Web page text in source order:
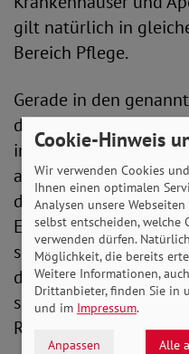
gilt natürlich in
Bereich Pflege.
Gerade in den
die Unterschiede
immer deutlicher
auch in
deutlich mehr
Einwohner*in als in
selten müssen
dadurch
schließen. In der
Rettungsdienste dort
Cookie-Hinweis
Wir verwenden Cookies
Ihnen einen optimalen
Analysen unsere
selbst entscheiden, welche
verwenden dürfen.
Möglichkeit, die bereits
Weitere Informationen,
Drittanbieter, finden Sie in
und im Impressum.
Anpassen Alle